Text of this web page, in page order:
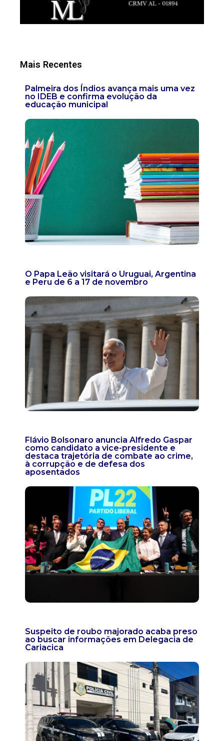
Mais Recentes
Palmeira dos Índios avança mais uma vez
no IDEB e confirma evolução da
educação municipal
O Papa Leão visitará o Uruguai, Argentina
e Peru de 6 a 17 de novembro
Flávio Bolsonaro anuncia Alfredo Gaspar
como candidato a vice-presidente e
destaca trajetória de combate ao crime,
à corrupção e de defesa dos
aposentados
Suspeito de roubo majorado acaba preso
ao buscar informações em Delegacia de
Cariacica